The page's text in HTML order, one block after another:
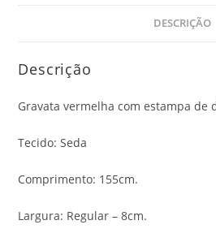
DESCRIÇÃO
Descrição
Gravata vermelha com estampa de
Tecido: Seda
Comprimento: 155cm.
Largura: Regular – 8cm.